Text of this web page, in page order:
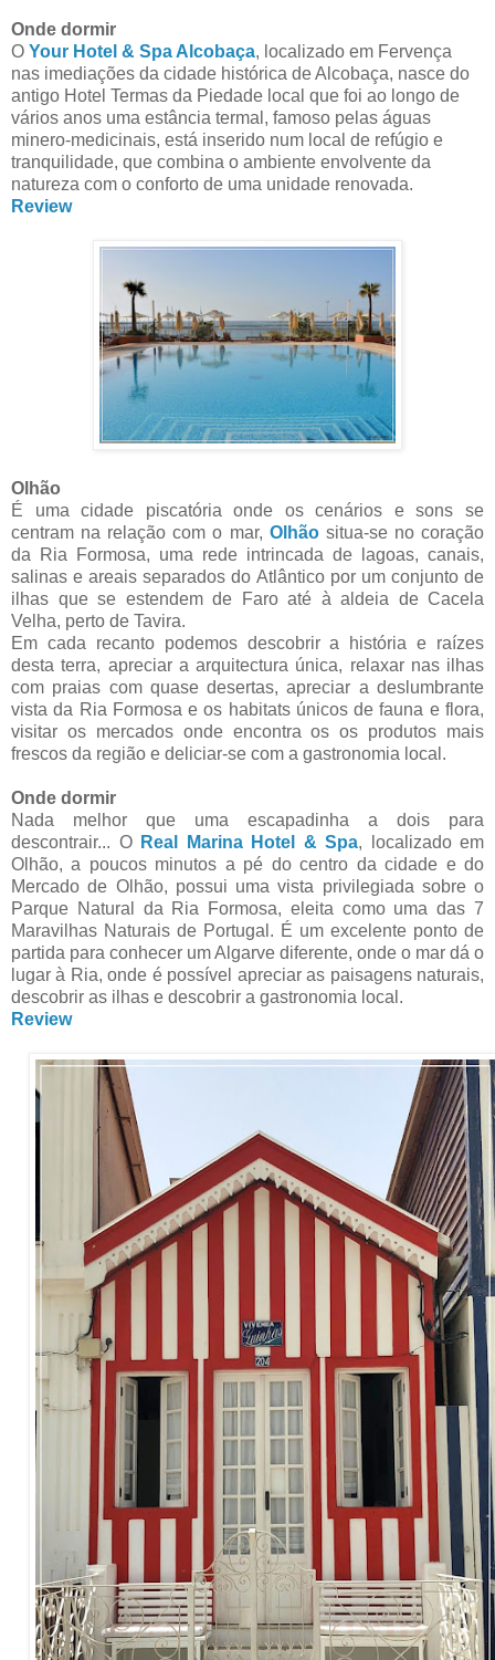
Onde dormir
O Your Hotel & Spa Alcobaça, localizado em Fervença
nas imediações da cidade histórica de Alcobaça, nasce do
antigo Hotel Termas da Piedade local que foi ao longo de
vários anos uma estância termal, famoso pelas águas
minero-medicinais, está inserido num local de refúgio e
tranquilidade, que combina o ambiente envolvente da
natureza com o conforto de uma unidade renovada.
Review
Olhão
É uma cidade piscatória onde os cenários e sons se
centram na relação com o mar, Olhãositua-se no coração
da Ria Formosa, uma rede intrincada de lagoas, canais,
salinas e areais separados do Atlântico por um conjunto de
ilhas que se estendem de Faro até à aldeia de Cacela
Velha, perto de Tavira.
Em cada recanto podemos descobrir a história e raízes
desta terra, apreciar a arquitectura única, relaxar nas ilhas
com praias com quase desertas, apreciar a deslumbrante
vista da Ria Formosa e os habitats únicos de fauna e flora,
visitar os mercados onde encontra os os produtos mais
frescos da região e deliciar-se com a gastronomia local.
Onde dormir
Nada melhor que uma escapadinha a dois para
descontrair... O Real Marina Hotel & Spa, localizado em
Olhão, a poucos minutos a pé do centro da cidade e do
Mercado de Olhão, possui uma vista privilegiada sobre o
Parque Natural da Ria Formosa, eleita como uma das 7
Maravilhas Naturais de Portugal. É um excelente ponto de
partida para conhecer um Algarve diferente, onde o mar dá o
lugar à Ria, onde é possível apreciar as paisagens naturais,
descobrir as ilhas e descobrir a gastronomia local.
Review